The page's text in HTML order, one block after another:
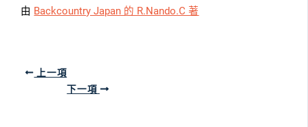
由 Backcountry Japan 的 R.Nando.C 著
上一項
下一項